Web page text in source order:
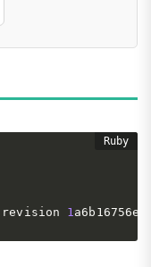
revision 1a6b16756e